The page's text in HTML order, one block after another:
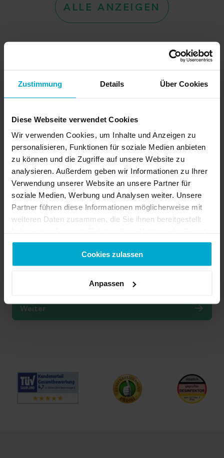
Zustimmung Details Über Cookies
Diese Webseite verwendet Cookies
Wir verwenden Cookies, um Inhalte und Anzeigen zu
personalisieren, Funktionen für soziale Medien anbieten
zu können und die Zugriffe auf unsere Website zu
analysieren. Außerdem geben wir Informationen zu Ihrer
Verwendung unserer Website an unsere Partner für
soziale Medien, Werbung und Analysen weiter. Unsere
Partner führen diese Informationen möglicherweise mit
weiteren Daten zusammen, die Sie ihnen bereitgestellt
gesammelt haben.
Cookies zulassen
Anpassen
ALLE ANZEIGEN